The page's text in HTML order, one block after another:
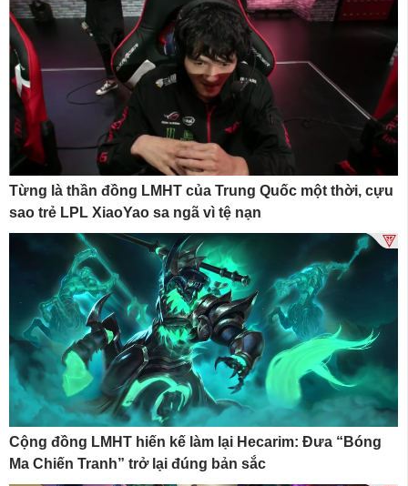
Từng là thần đồng LMHT của Trung Quốc một thời, cựu
sao trẻ LPL XiaoYao sa ngã vì tệ nạn
Cộng đồng LMHT hiến kế làm lại Hecarim: Đưa “Bóng
Ma Chiến Tranh” trở lại đúng bản sắc